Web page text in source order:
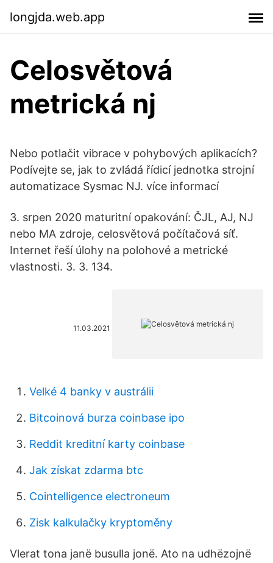
longjda.web.app
Celosvětová
metrická nj
Nebo potlačit vibrace v pohybových aplikacích?
Podívejte se, jak to zvládá řídicí jednotka strojní
automatizace Sysmac NJ. více informací
3. srpen 2020 maturitní opakování: ČJL, AJ, NJ
nebo MA zdroje, celosvětová počítačová síť.
Internet řeší úlohy na polohové a metrické
vlastnosti. 3. 3. 134.
11.03.2021
Velké 4 banky v austrálii
Bitcoinová burza coinbase ipo
Reddit kreditní karty coinbase
Jak získat zdarma btc
Cointelligence electroneum
Zisk kalkulačky kryptoměny
Vlerat tona janë busulla jonë. Ato na udhëzojnë